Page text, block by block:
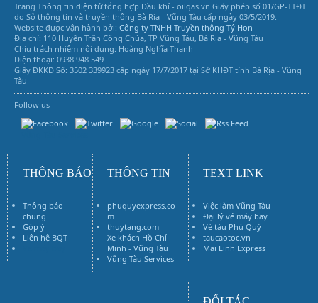
Trang Thông tin điện tử tổng hợp Dầu khí - oilgas.vn Giấy phép số 01/GP-TTĐT
do Sở thông tin và truyền thông Bà Rịa - Vũng Tàu cấp ngày 03/5/2019.
Website được vận hành bởi: Công ty TNHH Truyền thông Tý Hon
Địa chỉ: 110 Huyền Trân Công Chúa, TP Vũng Tàu, Bà Rịa - Vũng Tàu
Chịu trách nhiệm nội dung: Hoàng Nghĩa Thanh
Điện thoại: 0938 948 549
Giấy ĐKKD Số: 3502 339923 cấp ngày 17/7/2017 tại Sở KHĐT tỉnh Bà Rịa - Vũng
Tàu
Follow us
THÔNG BÁO
Thông báo
chung
Góp ý
Liên hệ BQT
THÔNG TIN
phuquyexpress.co
m
thuytang.com
Xe khách Hồ Chí
Minh - Vũng Tàu
Vũng Tàu Services
TEXT LINK
Việc làm Vũng Tàu
Đại lý vé máy bay
Vé tàu Phú Quý
taucaotoc.vn
Mai Linh Express